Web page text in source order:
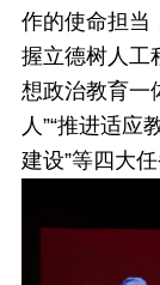
作的使命担当
握立德树人工
想政治教育一
人”“推进适
建设”等四大任